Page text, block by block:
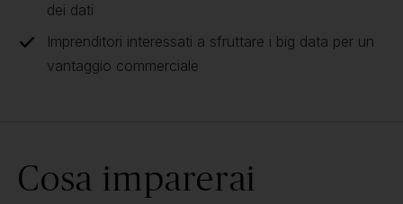
dei dati
Imprenditori interessati a sfruttare i big data per un
vantaggio commerciale
Cosa imparerai